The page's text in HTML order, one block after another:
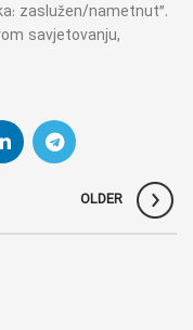
zaslužen/nametnut”.
savjetovanju,
OLDER